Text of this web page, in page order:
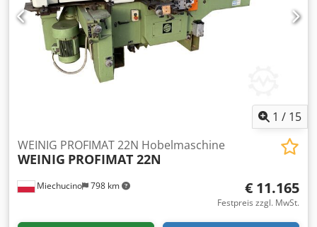
schwenkbar von 90° bis 45°
1 / 15
Miechucino 798 km
WEINIG PROFIMAT 22N Hobelmaschine
WEINIG PROFIMAT 22N
€ 11.165
Festpreis zzgl. MwSt.